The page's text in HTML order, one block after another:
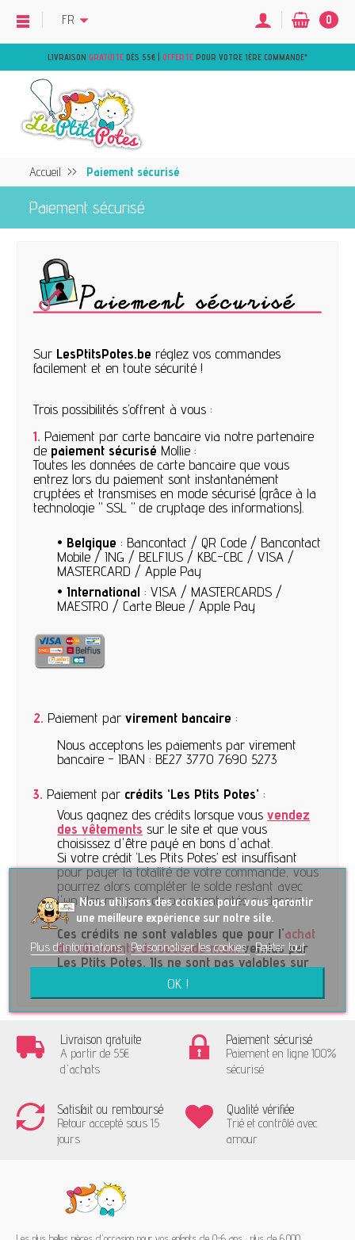
LIVRAISON GRATUITE DÈS 55€ | OFFERTE POUR VOTRE 1ÈRE COMMANDE*
FR 0
Accueil Paiement sécurisé
Paiement sécurisé
Sur LesPtitsPotes.be réglez vos commandes
facilement et en toute sécurité !
Trois possibilités s’offrent à vous :
1. Paiement par carte bancaire via notre partenaire
de paiement sécurisé Mollie :
Toutes les données de carte bancaire que vous
entrez lors du paiement sont instantanément
cryptées et transmises en mode sécurisé (grâce à la
technologie " SSL " de cryptage des informations).
• Belgique : Bancontact / QR Code / Bancontact
Mobile / ING / BELFIUS / KBC-CBC / VISA /
MASTERCARD / Apple Pay
•International : VISA / MASTERCARDS /
MAESTRO / Carte Bleue / Apple Pay
2. Paiement parvirement bancaire :
Nous acceptons les paiements par virement
bancaire -IBAN : BE27 3770 7690 5273
3. Paiement par crédits ‘Les Ptits Potes’ :
Vous gagnez des crédits lorsque vousvendez
des vêtements sur le site et que vous
choisissez d'être payé en bons d'achat.
Si votre crédit ‘Les Ptits Potes’ est insuffisant
pour payer la totalité de votre commande, vous
pourrez alors compléter le solde restant avec
l'un des moyens de paiement cités ci-dessus.
Ces crédits ne sont valables que pour l'achat
de vêtements de seconde mainvendus par
Les Ptits Potes. Ils ne sont pas valables sur
les articles vendus par les créateurs.
Livraison gratuite
A partir de 55€
d'achats
Paiement sécurisé
Paiement en ligne 100%
sécurisé
Satisfait ou remboursé
Retour accepté sous 15
jours
Qualité vérifiée
Trié et contrôlé avec
amour
Nous utilisons des cookies pour vous garantir
une meilleure expérience sur notre site.
Plus d'informations Personnaliser les cookies Rejeter tout
OK !